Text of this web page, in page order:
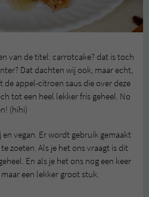
van de titel: carrotcake? dat is toch
Dat dachten wij ook, maar echt,
de appel-citroen saus die over deze
tot een heel lekker fris geheel. No
(hihi)
vegan. Er wordt gebruik gemaakt
zoeten. Als je het ons vraagt is dit
En als je het ons nog een keer
een lekker groot stuk.